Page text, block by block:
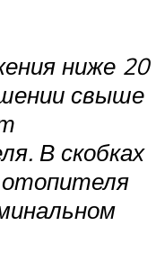
ниже 20
свыше
В скобках
отопителя